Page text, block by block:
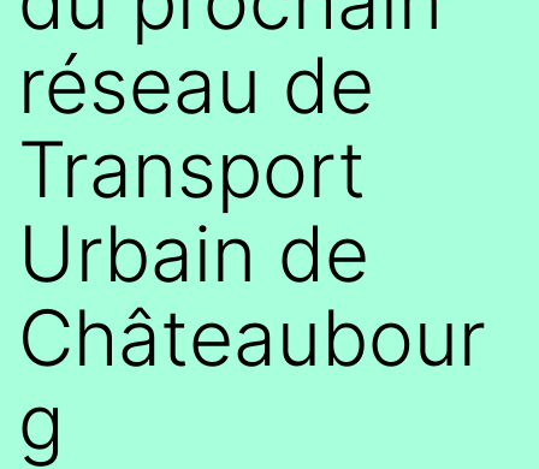
réseau de
Transport
Urbain de
Châteaubour
g